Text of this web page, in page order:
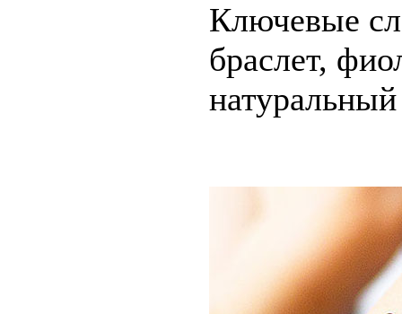
Ключевые
браслет,